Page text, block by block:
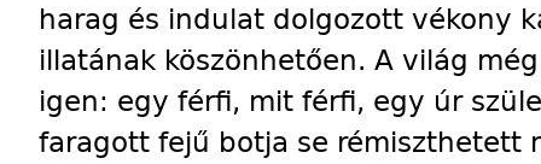
harag és indulat dolgozott vékony
illatának köszönhetően. A világ
igen: egy férfi, mit férfi, egy úr
faragott fejű botja se rémiszthetett